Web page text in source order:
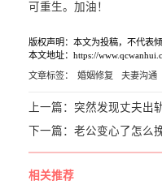
可重生。加油！
版权声明：本文为投稿，不代表
本文地址：https://
文章标签： 婚姻修复 夫妻沟通
上一篇： 突然发现丈夫出
下一篇： 老公变心了怎么
相关推荐